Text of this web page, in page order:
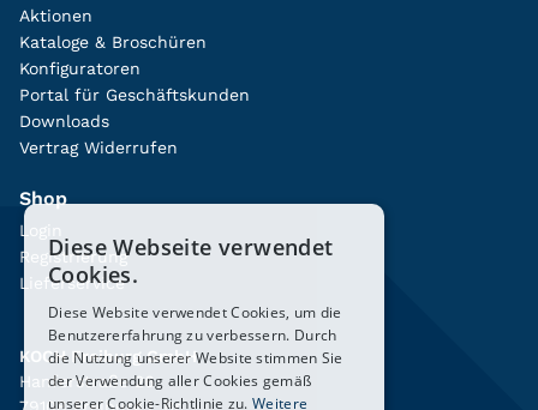
Aktionen
Kataloge & Broschüren
Konfiguratoren
Portal für Geschäftskunden
Downloads
Vertrag Widerrufen
Shop
Login
Registrierung
Lieferservice
KOCH Freiburg GmbH
Hanferstraße 26
Diese Webseite verwendet
Cookies.
Diese Website verwendet Cookies, um die
Benutzererfahrung zu verbessern. Durch
die Nutzung unserer Website stimmen Sie
der Verwendung aller Cookies gemäß
unserer Cookie-Richtlinie zu.Weitere